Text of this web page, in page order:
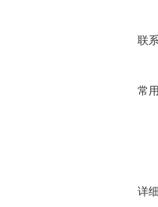
联
常
详